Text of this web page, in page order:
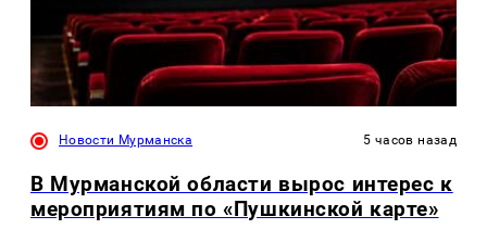
Новости Мурманска 5 часов назад
В Мурманской области вырос интерес к
мероприятиям по «Пушкинской карте»